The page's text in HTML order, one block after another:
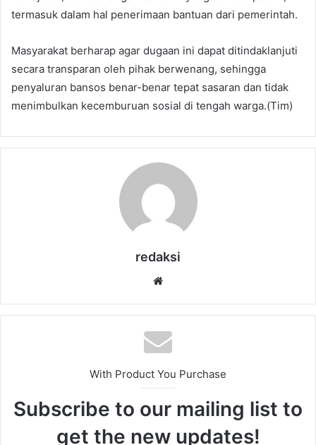
termasuk dalam hal penerimaan bantuan dari pemerintah.
Masyarakat berharap agar dugaan ini dapat ditindaklanjuti
secara transparan oleh pihak berwenang, sehingga
penyaluran bansos benar-benar tepat sasaran dan tidak
menimbulkan kecemburuan sosial di tengah warga.(Tim)
redaksi
With Product You Purchase
Subscribe to our mailing list to
get the new updates!